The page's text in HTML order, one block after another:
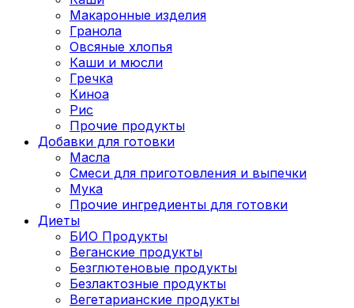
Макаронные изделия
Гранола
Овсяные хлопья
Каши и мюсли
Гречка
Киноа
Рис
Прочие продукты
Добавки для готовки
Масла
Смеси для приготовления и выпечки
Мука
Прочие ингредиенты для готовки
Диеты
БИО Продукты
Веганские продукты
Безглютеновые продукты
Безлактозные продукты
Вегетарианские продукты